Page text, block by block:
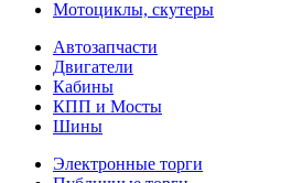
Мотоциклы, скутеры
Автозапчасти
Двигатели
Кабины
КПП и Мосты
Шины
Электронные торги